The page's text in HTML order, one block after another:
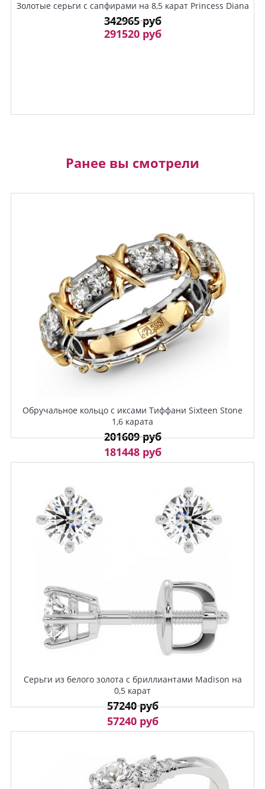
Золотые серьги с сапфирами на 8,5 карат Princess Diana
342965 руб
291520 руб
Ранее вы смотрели
Обручальное кольцо с иксами Тиффани Sixteen Stone
1,6 карата
201609 руб
181448 руб
Серьги из белого золота с бриллиантами Madison на
0,5 карат
57240 руб
57240 руб